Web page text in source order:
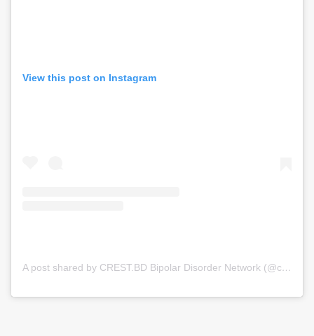
View this post on Instagram
A post shared by CREST.BD Bipolar Disorder Network (@crest.bd)